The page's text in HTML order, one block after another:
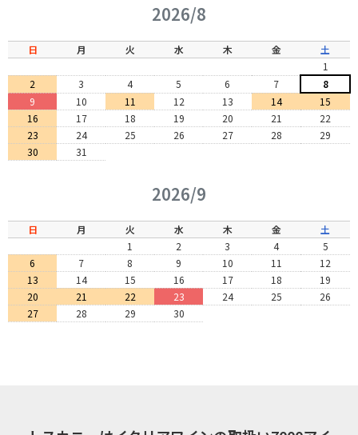
2026/8
日 月 火 水 木 金
土
1
2
3 4 5 6 7
8
9
10 11 12 13 14
15
16
17 18 19 20 21
22
23
24 25 26 27 28
29
30
31
2026/9
日 月 火 水 木 金
土
1
2 3 4
5
6
7 8 9 10 11
12
13
14 15 16 17 18
19
20
21 22 23 24 25
26
27
28 29 30